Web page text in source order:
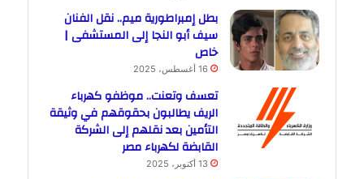
بطل إمبراطورية ميم.. نقل الفنان
سيف أبو النجا إلى المستشفى |
خاص
16 أغسطس، 2025
تعسف وتعنت.. موظفو كهرباء
الريف يطالبون بحقوقهم في وثيقة
التأمين بعد نقلهم إلى الشركة
القابضة لكهرباء مصر
13 أكتوبر، 2025